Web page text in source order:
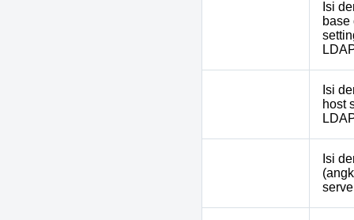
Isi
base
Isi
host
Isi